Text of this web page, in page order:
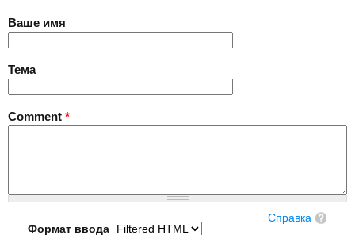
Ваше имя
Тема
Comment *
Справка
Формат ввода